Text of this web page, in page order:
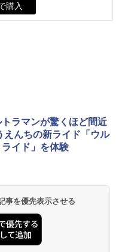
購入
ラマンが驚くほど間近
えんちの新ライド「ウル
ライド」を体験
事を優先表示させる